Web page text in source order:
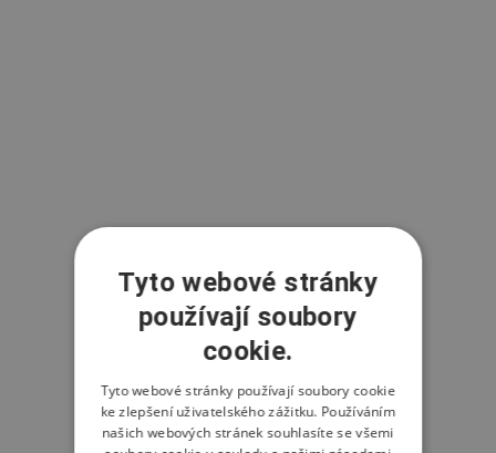
Tyto webové stránky
používají soubory
cookie.
Tyto webové stránky používají soubory cookie
ke zlepšení uživatelského zážitku. Používáním
našich webových stránek souhlasíte se všemi